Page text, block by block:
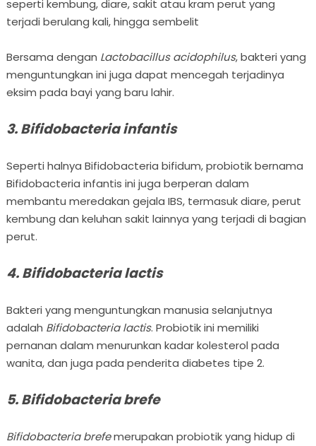
seperti kembung, diare, sakit atau kram perut yang
terjadi berulang kali, hingga sembelit
Bersama dengan Lactobacillus acidophilus, bakteri yang
menguntungkan ini juga dapat mencegah terjadinya
eksim pada bayi yang baru lahir.
3. Bifidobacteria infantis
Seperti halnya Bifidobacteria bifidum, probiotik bernama
Bifidobacteria infantis ini juga berperan dalam
membantu meredakan gejala IBS, termasuk diare, perut
kembung dan keluhan sakit lainnya yang terjadi di bagian
perut.
4. Bifidobacteria lactis
Bakteri yang menguntungkan manusia selanjutnya
adalah Bifidobacteria lactis. Probiotik ini memiliki
pernanan dalam menurunkan kadar kolesterol pada
wanita, dan juga pada penderita diabetes tipe 2.
5. Bifidobacteria brefe
Bifidobacteria brefemerupakan probiotik yang hidup di